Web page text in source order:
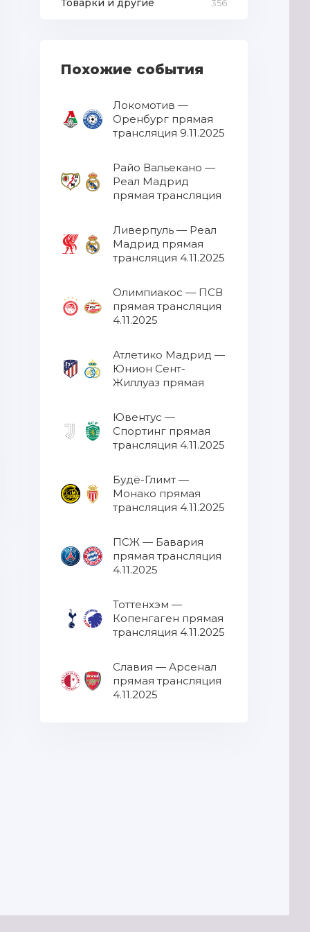
Товарки и другие 356
Похожие события
Локомотив —
Оренбург прямая
трансляция 9.11.2025
Райо Вальекано —
Реал Мадрид
прямая трансляция
Ливерпуль — Реал
Мадрид прямая
трансляция 4.11.2025
Олимпиакос — ПСВ
прямая трансляция
4.11.2025
Атлетико Мадрид —
Юнион Сент-
Жиллуаз прямая
Ювентус —
Спортинг прямая
трансляция 4.11.2025
Будё-Глимт —
Монако прямая
трансляция 4.11.2025
ПСЖ — Бавария
прямая трансляция
4.11.2025
Тоттенхэм —
Копенгаген прямая
трансляция 4.11.2025
Славия — Арсенал
прямая трансляция
4.11.2025